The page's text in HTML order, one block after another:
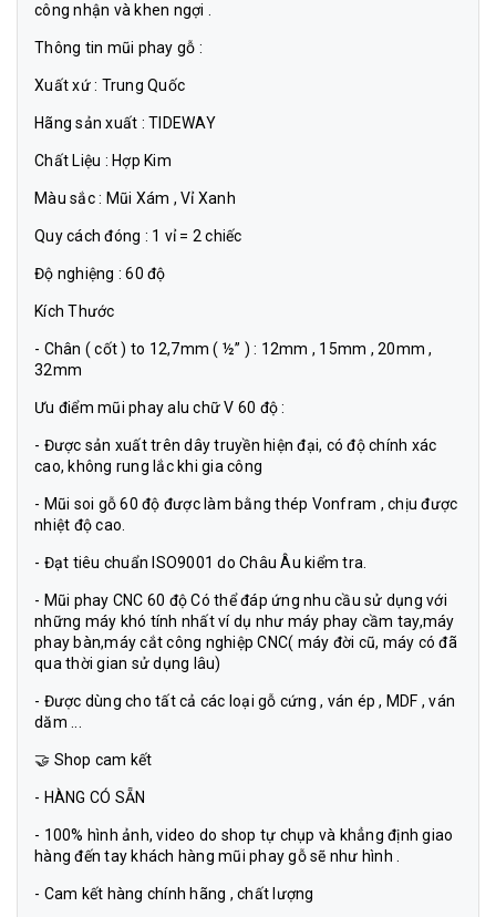
công nhận và khen ngợi .
Thông tin mũi phay gỗ :
Xuất xứ : Trung Quốc
Hãng sản xuất : TIDEWAY
Chất Liệu : Hợp Kim
Màu sắc : Mũi Xám , Vỉ Xanh
Quy cách đóng : 1 vỉ = 2 chiếc
Độ nghiệng : 60 độ
Kích Thước
- Chân ( cốt ) to 12,7mm ( ½” ) : 12mm , 15mm , 20mm ,
32mm
Ưu điểm mũi phay alu chữ V 60 độ :
- Được sản xuất trên dây truyền hiện đại, có độ chính xác
cao, không rung lắc khi gia công
- Mũi soi gỗ 60 độ được làm bằng thép Vonfram , chịu được
nhiệt độ cao.
- Đạt tiêu chuẩn ISO9001 do Châu Âu kiểm tra.
- Mũi phay CNC 60 độ Có thể đáp ứng nhu cầu sử dụng với
những máy khó tính nhất ví dụ như máy phay cầm tay,máy
phay bàn,máy cắt công nghiệp CNC( máy đời cũ, máy có đã
qua thời gian sử dụng lâu)
- Được dùng cho tất cả các loại gỗ cứng , ván ép , MDF , ván
dăm ...
🤝 Shop cam kết
- HÀNG CÓ SẴN
- 100% hình ảnh, video do shop tự chụp và khẳng định giao
hàng đến tay khách hàng mũi phay gỗ sẽ như hình .
- Cam kết hàng chính hãng , chất lượng